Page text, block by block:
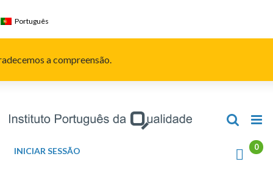
to
Português
a compreensão.
INICIAR SESSÃO